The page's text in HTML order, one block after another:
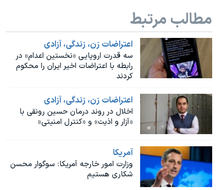
نرگس محمدی برنده جایزه نوبل صلح
همایش محافظه‌کاران آمریکا «سی‌پک»
صفحه‌های ویژه
سفر پرزیدنت ترامپ به چین
مطالب مرتبط
اعتراضات زن، زندگی، آزادی
سه قدرت اروپایی «نخستین اعدام» در
رابطه با اعتراضات اخیر ایران را محکوم
کردند
اعتراضات زن، زندگی، آزادی
اخلال در روند درمان حسین رونقی با
«آزار و اذیت» و «کنترل امنیتی»
آمريکا
وزارت امور خارجه آمریکا: سوگوار محسن
شکاری هستیم